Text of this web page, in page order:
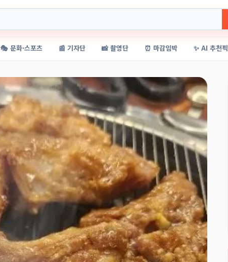
🎭 문화·스포츠 📰 기자단 📸 촬영단 ⏰ 마감임박 ✨ AI 추천픽